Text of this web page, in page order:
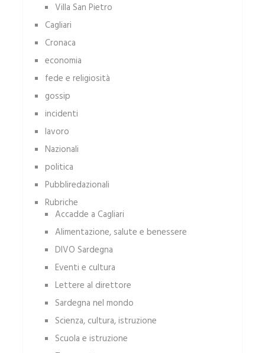
Villa San Pietro
Cagliari
Cronaca
economia
fede e religiosità
gossip
incidenti
lavoro
Nazionali
politica
Pubbliredazionali
Rubriche
Accadde a Cagliari
Alimentazione, salute e benessere
DIVO Sardegna
Eventi e cultura
Lettere al direttore
Sardegna nel mondo
Scienza, cultura, istruzione
Scuola e istruzione